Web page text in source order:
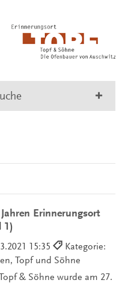
Erinnerungsort
1)
15:35
Kategorie:
Topf und Söhne
& Söhne wurde am 27.